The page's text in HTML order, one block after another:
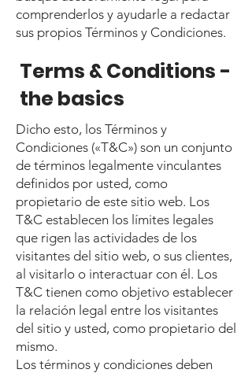
comprenderlos y ayudarle a redactar
sus propios Términos y Condiciones.
Terms & Conditions -
the basics
Dicho esto, los Términos y
Condiciones («T&C») son un conjunto
de términos legalmente vinculantes
definidos por usted, como
propietario de este sitio web. Los
T&C establecen los límites legales
que rigen las actividades de los
visitantes del sitio web, o sus clientes,
al visitarlo o interactuar con él. Los
T&C tienen como objetivo establecer
la relación legal entre los visitantes
del sitio y usted, como propietario del
mismo.
Los términos y condiciones deben